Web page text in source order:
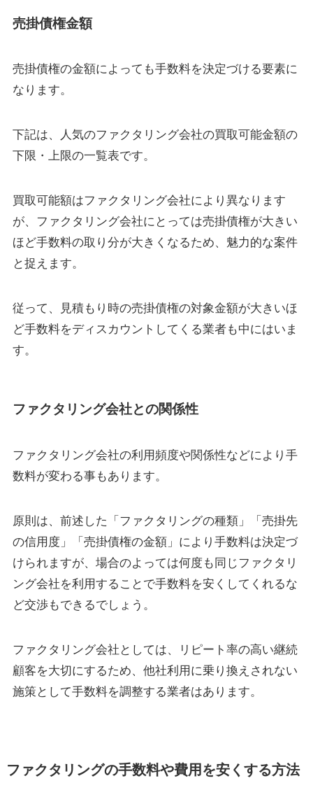
売掛債権金額
売掛債権の金額によっても手数料を決定づける要素に
なります。
下記は、人気のファクタリング会社の買取可能金額の
下限・上限の一覧表です。
買取可能額はファクタリング会社により異なります
が、ファクタリング会社にとっては売掛債権が大きい
ほど手数料の取り分が大きくなるため、魅力的な案件
と捉えます。
従って、見積もり時の売掛債権の対象金額が大きいほ
ど手数料をディスカウントしてくる業者も中にはいま
す。
ファクタリング会社との関係性
ファクタリング会社の利用頻度や関係性などにより手
数料が変わる事もあります。
原則は、前述した「ファクタリングの種類」「売掛先
の信用度」「売掛債権の金額」により手数料は決定づ
けられますが、場合のよっては何度も同じファクタリ
ング会社を利用することで手数料を安くしてくれるな
ど交渉もできるでしょう。
ファクタリング会社としては、リピート率の高い継続
顧客を大切にするため、他社利用に乗り換えされない
施策として手数料を調整する業者はあります。
ファクタリングの手数料や費用を安くする方法